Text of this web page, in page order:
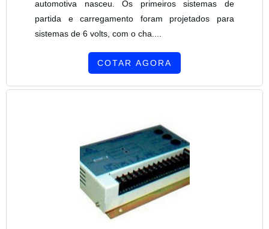
automotiva nasceu. Os primeiros sistemas de
partida e carregamento foram projetados para
sistemas de 6 volts, com o cha....
COTAR AGORA